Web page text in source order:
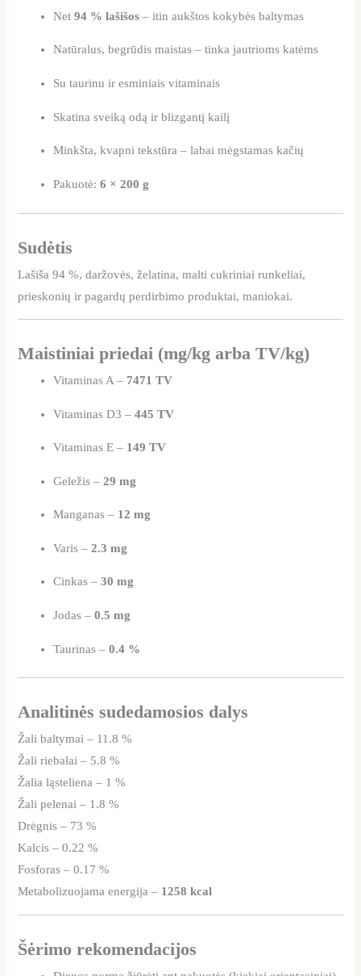
Net94 % lašišos – itin aukštos kokybės baltymas
Natūralus, begrūdis maistas – tinka jautrioms katėms
Su taurinu ir esminiais vitaminais
Skatina sveiką odą ir blizgantį kailį
Minkšta, kvapni tekstūra – labai mėgstamas kačių
Pakuotė:6 × 200 g
Sudėtis
Lašiša 94 %, daržovės, želatina, malti cukriniai runkeliai,
prieskonių ir pagardų perdirbimo produktai, maniokai.
Maistiniai priedai (mg/kg arba TV/kg)
Vitaminas A – 7471 TV
Vitaminas D3 –445 TV
Vitaminas E – 149 TV
Geležis –29 mg
Manganas – 12 mg
Varis –2.3 mg
Cinkas –30 mg
Jodas –0.5 mg
Taurinas –0.4 %
Analitinės sudedamosios dalys
Žali baltymai – 11.8 %
Žali riebalai – 5.8 %
Žalia ląsteliena – 1 %
Žali pelenai – 1.8 %
Drėgnis – 73 %
Kalcis – 0.22 %
Fosforas – 0.17 %
Metabolizuojama energija – 1258 kcal
Šėrimo rekomendacijos